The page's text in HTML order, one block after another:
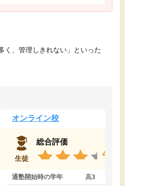
く、管理しきれない」といった
オンライン校
生徒
総合評価
4.4
通塾開始時の学年 高3